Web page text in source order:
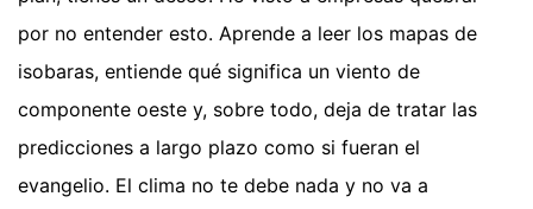
por no entender esto. Aprende a leer los mapas de
isobaras, entiende qué significa un viento de
componente oeste y, sobre todo, deja de tratar las
predicciones a largo plazo como si fueran el
evangelio. El clima no te debe nada y no va a